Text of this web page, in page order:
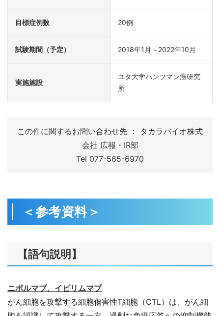
目標症例数 20例
試験期間（予定） 2018年1月～2022年10月
実施施設
ユタ大学ハンツマン癌研究
所
この件に関するお問い合わせ先 ： タカラバイオ株式
会社 広報・IR部
Tel 077-565-6970
＜参考資料＞
【語句説明】
ニボルマブ、イピリムマブ
がん細胞を攻撃する細胞傷害性T細胞（CTL）は、がん細